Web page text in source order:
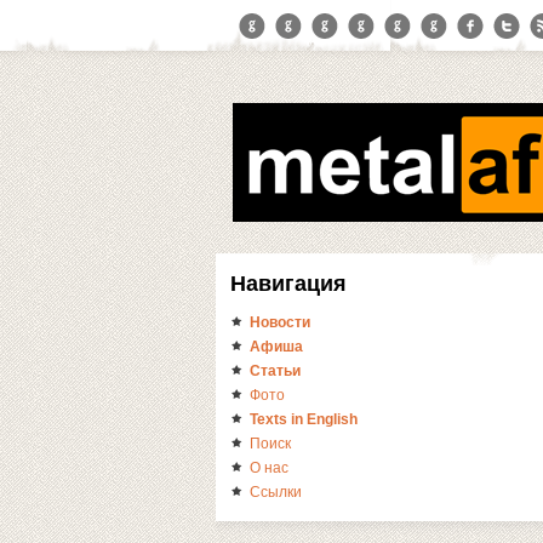
Навигация
Новости
Афиша
Статьи
Фото
Texts in English
Поиск
О нас
Ссылки